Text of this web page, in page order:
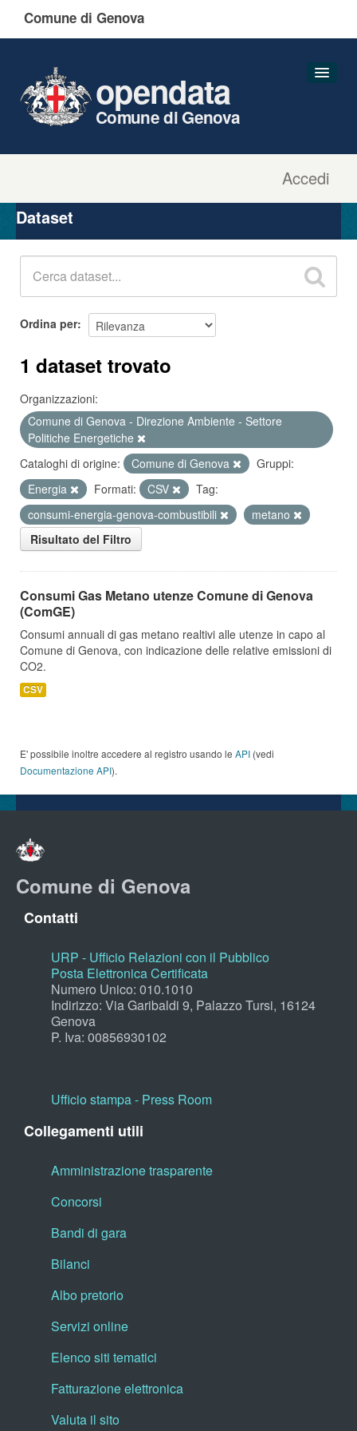
Comune di Genova
Accedi
opendata
Comune di Genova
Organizzazioni
Gruppi
Dataset
Ordina per
1 dataset trovato
Organizzazioni:
Comune di Genova - Direzione Ambiente - Settore
Politiche Energetiche
Cataloghi di origine:
Comune di Genova
Gruppi:
Energia
Formati: CSV
Tag:
consumi-energia-genova-combustibili
metano
Risultato del Filtro
Consumi Gas Metano utenze Comune di Genova
(ComGE)
Consumi annuali di gas metano realtivi alle utenze in capo al
Comune di Genova, con indicazione delle relative emissioni di
CO2.
CSV
E' possibile inoltre accedere al registro usando le API (vedi
Documentazione API).
Comune di Genova
Contatti
URP - Ufficio Relazioni con il Pubblico
Posta Elettronica Certificata
Numero Unico: 010.1010
Indirizzo: Via Garibaldi 9, Palazzo Tursi, 16124
Genova
P. Iva: 00856930102
Ufficio stampa - Press Room
Collegamenti utili
Amministrazione trasparente
Concorsi
Bandi di gara
Bilanci
Albo pretorio
Servizi online
Elenco siti tematici
Fatturazione elettronica
Valuta il sito